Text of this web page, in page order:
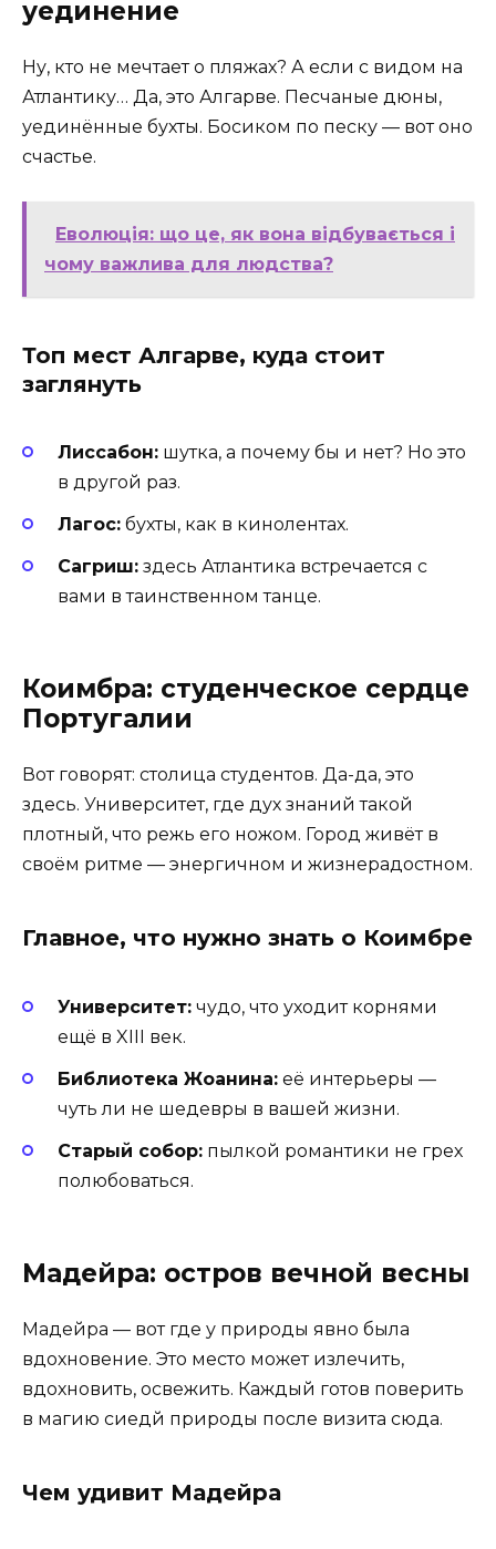
уединение
Ну, кто не мечтает о пляжах? А если с видом на
Атлантику… Да, это Алгарве. Песчаные дюны,
уединённые бухты. Босиком по песку — вот оно
счастье.
Еволюція: що це, як вона відбувається і
чому важлива для людства?
Топ мест Алгарве, куда стоит
заглянуть
Лиссабон: шутка, а почему бы и нет? Но это
в другой раз.
Лагос: бухты, как в кинолентах.
Сагриш: здесь Атлантика встречается с
вами в таинственном танце.
Коимбра: студенческое сердце
Португалии
Вот говорят: столица студентов. Да-да, это
здесь. Университет, где дух знаний такой
плотный, что режь его ножом. Город живёт в
своём ритме — энергичном и жизнерадостном.
Главное, что нужно знать о Коимбре
Университет: чудо, что уходит корнями
ещё в XIII век.
Библиотека Жоанина: её интерьеры —
чуть ли не шедевры в вашей жизни.
Старый собор: пылкой романтики не грех
полюбоваться.
Мадейра: остров вечной весны
Мадейра — вот где у природы явно была
вдохновение. Это место может излечить,
вдохновить, освежить. Каждый готов поверить
в магию сиедй природы после визита сюда.
Чем удивит Мадейра